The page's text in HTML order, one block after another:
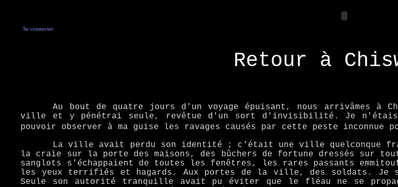
Se connecter
Retour à
Au bout de quatre jours d'un voyage épuisant, nous arrivâmes à
ville et y pénétrai seule, revêtue d'un sort d'invisibilité. Je
pouvoir observer à ma guise les ravages causés par cette peste
La ville avait perdu son identité ; c'était une ville quelconque
la craie sur la porte des maisons, des bûchers de fortune dressés sur
sanglots s'échappaient de toutes les fenêtres, les rares passants
les yeux terrifiés et hagards. Aux portes de la ville, des soldats. Je
Seule son autorité tranquille avait pu éviter que le fléau ne se